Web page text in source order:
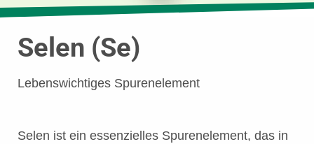
Selen (Se)
Lebenswichtiges Spurenelement
Selen ist ein essenzielles Spurenelement, das in